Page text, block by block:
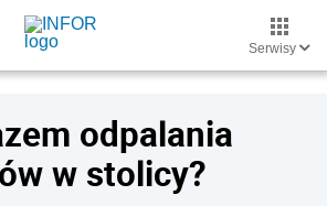
Serwisy
odpalania
w stolicy?